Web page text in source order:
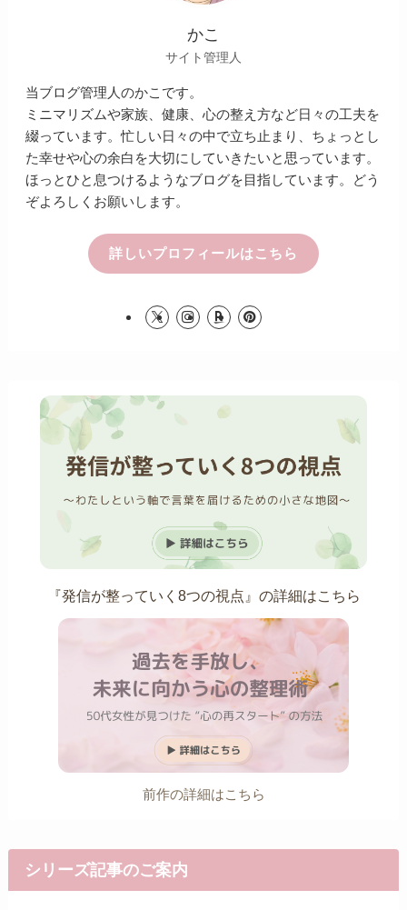
かこ
サイト管理人
当ブログ管理人のかこです。
ミニマリズムや家族、健康、心の整え方など日々の工夫を
綴っています。忙しい日々の中で立ち止まり、ちょっとし
た幸せや心の余白を大切にしていきたいと思っています。
ほっとひと息つけるようなブログを目指しています。どう
ぞよろしくお願いします。
詳しいプロフィールはこちら
『発信が整っていく8つの視点』の詳細はこちら
前作の詳細はこちら
シリーズ記事のご案内